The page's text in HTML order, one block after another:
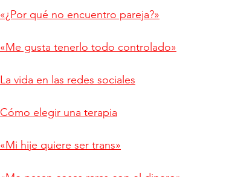
«¿Por qué no encuentro pareja?»
«Me gusta tenerlo todo controlado»
La vida en las redes sociales
Cómo elegir una terapia
«Mi hije quiere ser trans»